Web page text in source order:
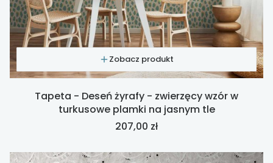
Zobacz produkt
Tapeta - Deseń żyrafy - zwierzęcy wzór w
turkusowe plamki na jasnym tle
Cena
207,00 zł